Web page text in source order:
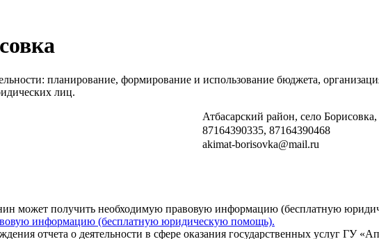
планирование, формирование и использование бюджета,
лиц.
Атбасарский район, село
87164390335, 87164390468
akimat-borisovka@mail.ru
информацию (бесплатную юридическую помощь).